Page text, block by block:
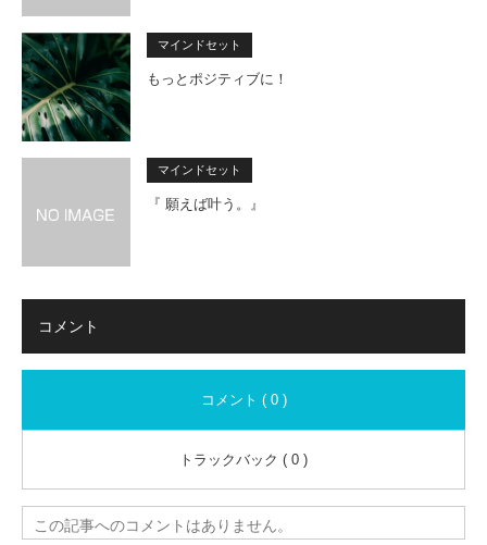
マインドセット
もっとポジティブに！
マインドセット
『 願えば叶う。』
コメント
コメント ( 0 )
トラックバック ( 0 )
この記事へのコメントはありません。